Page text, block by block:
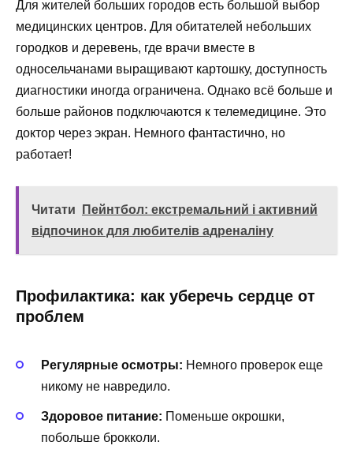
Для жителей больших городов есть большой выбор
медицинских центров. Для обитателей небольших
городков и деревень, где врачи вместе в
односельчанами выращивают картошку, доступность
диагностики иногда ограничена. Однако всё больше и
больше районов подключаются к телемедицине. Это
доктор через экран. Немного фантастично, но
работает!
Читати
Пейнтбол: екстремальний і активний
відпочинок для любителів адреналіну
Профилактика: как уберечь сердце от
проблем
Регулярные осмотры: Немного проверок еще
никому не навредило.
Здоровое питание: Поменьше окрошки,
побольше брокколи.